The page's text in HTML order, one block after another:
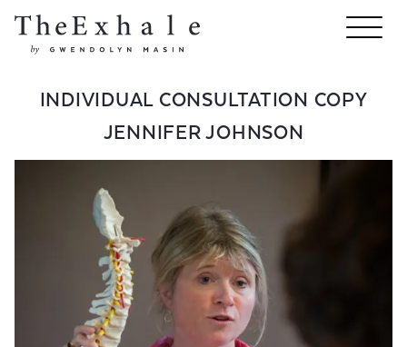
INDIVIDUAL CONSULTATION COPY
JENNIFER JOHNSON